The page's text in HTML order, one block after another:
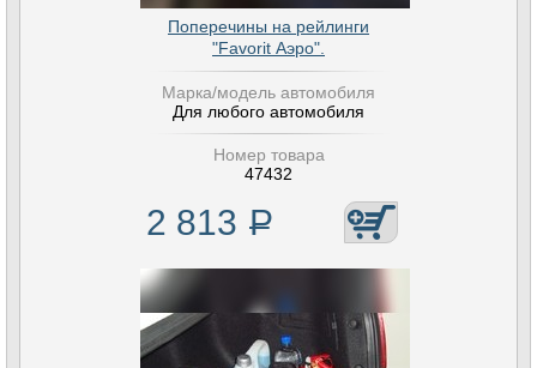
Поперечины на рейлинги
"Favorit Аэро".
Марка/модель автомобиля
Для любого автомобиля
Номер товара
47432
2 813 Р